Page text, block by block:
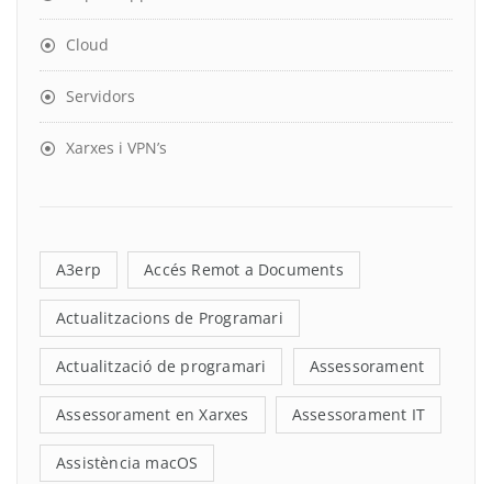
Cloud
Servidors
Xarxes i VPN’s
A3erp Accés Remot a Documents
Actualitzacions de Programari
Actualització de programari Assessorament
Assessorament en Xarxes Assessorament IT
Assistència macOS